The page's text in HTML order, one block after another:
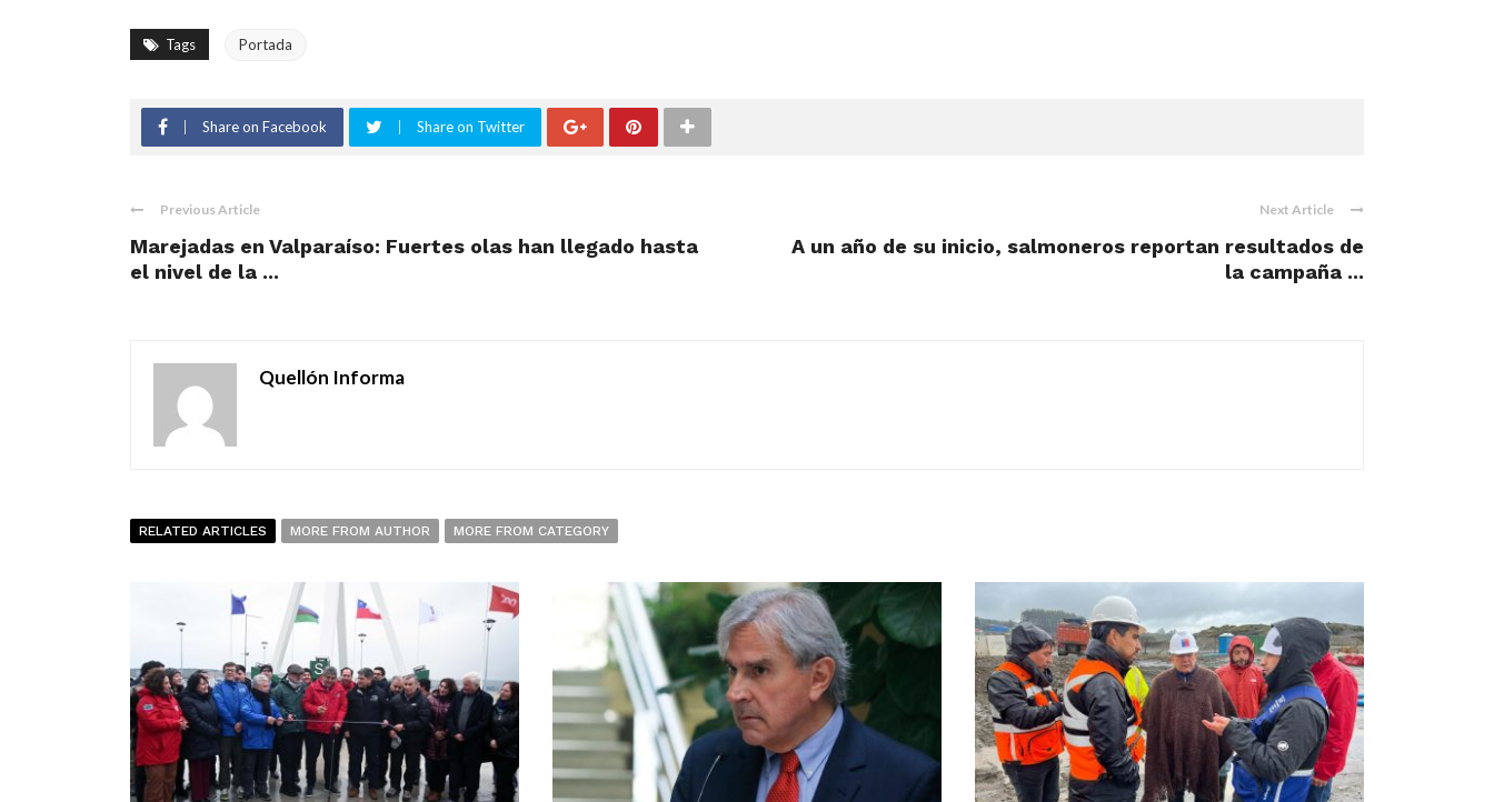
Tags Portada
Share on Facebook Share on Twitter
Previous Article
Marejadas en Valparaíso: Fuertes olas han llegado hasta
el nivel de la ...
Next Article
A un año de su inicio, salmoneros reportan resultados de
la campaña ...
Quellón Informa
RELATED ARTICLES MORE FROM AUTHOR MORE FROM CATEGORY